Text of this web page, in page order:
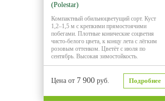
(Polestar)
Компактный обильноцветущий сорт. Куст
1,2–1,5 м с крепкими прямостоячими
побегами. Плотные конические соцветия
чисто-белого цвета, к концу лета с лёгким
розовым оттенком. Цветёт с июля по
сентябрь. Высокая зимостойкость.
Цена от 7 900 руб. Подробнее